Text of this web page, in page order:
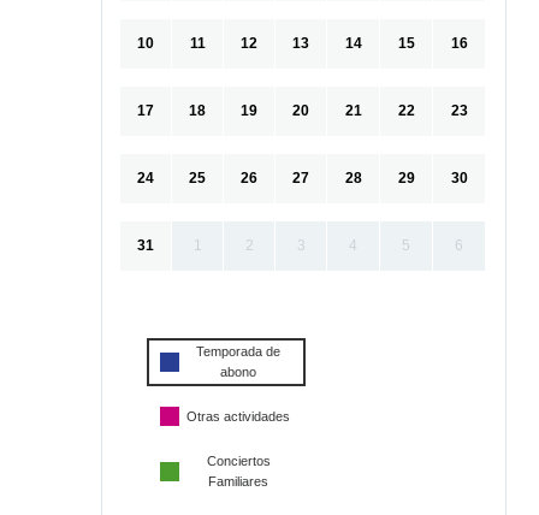
10 11 12 13 14 15 16
17 18 19 20 21 22 23
24 25 26 27 28 29 30
31 1 2 3 4 5 6
Temporada de
abono
Otras actividades
Conciertos
Familiares